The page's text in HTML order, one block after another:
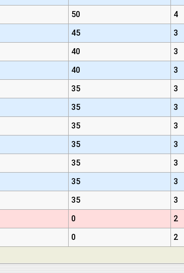
50 4
45 3
40 3
40 3
35 3
35 3
35 3
35 3
35 3
35 3
35 3
0 2
0 2